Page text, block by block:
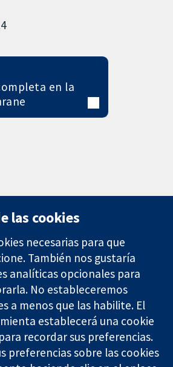
en la
11-13 Cavendish
Square
Londres
W1G 0AN
Reino Unido
Contacto
Noticias
Prensa
Sobre
nosotros
Empleo
Cochrane
Library
las cookies
necesarias para que
También nos gustaría
analíticas opcionales para
No estableceremos
a menos que las habilite. El
establecerá una cookie
recordar sus preferencias.
preferencias sobre las cookies